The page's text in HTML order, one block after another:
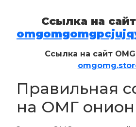
Ссылка на сайт
Ссылка на сайт
Правильная
на ОМГ онион